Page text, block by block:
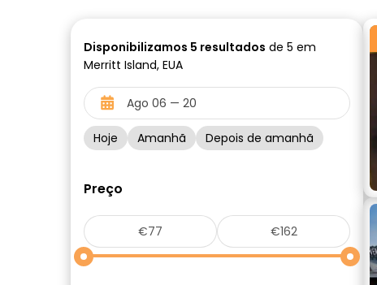
Disponibilizamos 5 resultados de 5 em
Merritt Island, EUA
Hoje Amanhã Depois de amanhã
Preço